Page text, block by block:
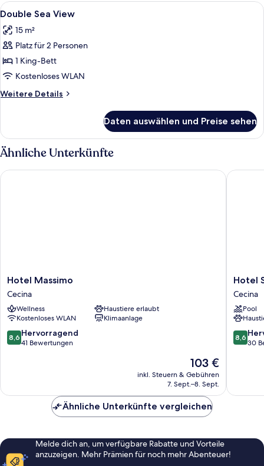
Alle
Fotos
für
Double
Sea
View
anzeigen
Minibar, Schreibtisch, schallisolierte
7
Double Sea View
15 m²
Platz für 2 Personen
1 King-Bett
Kostenloses WLAN
Weitere Details
Weitere
Sea
View
Daten auswählen und Preise sehen
Ähnliche Unterkünfte
Hotel
Massimo
Cecina
Hotel Massimo
Cecina
Wellness
Haustiere erlaubt
Kostenloses WLAN
Klimaanlage
8.6
von
8,6 Hervorragend
41 Bewertungen
Der
Preis
beträgt
103 €
inkl. Steuern & Gebühren
7. Sept.–8. Sept.
Hotel Massimo
Hotel
Stella
Marina
Cecina
Hotel
Cecina
Pool
8.6
von
8,6
30
Hotel
Ähnliche Unterkünfte vergleichen
Melde dich an, um verfügbare Rabatte und Vorteile
anzuzeigen. Mehr Prämien für noch mehr Abenteuer!